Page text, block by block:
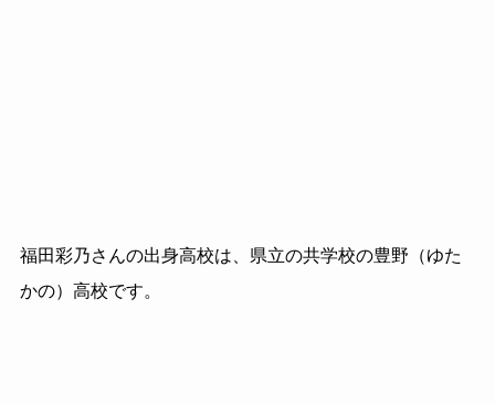
福田彩乃さんの出身高校は、県立の共学校の豊野（ゆた
かの）高校です。